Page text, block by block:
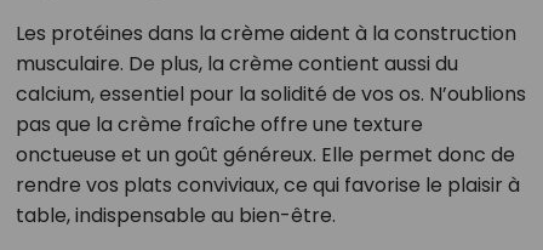
Les protéines dans la crème aident à la construction
musculaire. De plus, la crème contient aussi du
calcium, essentiel pour la solidité de vos os. N’oublions
pas que la crème fraîche offre une texture
onctueuse et un goût généreux. Elle permet donc de
rendre vos plats conviviaux, ce qui favorise le plaisir à
table, indispensable au bien-être.